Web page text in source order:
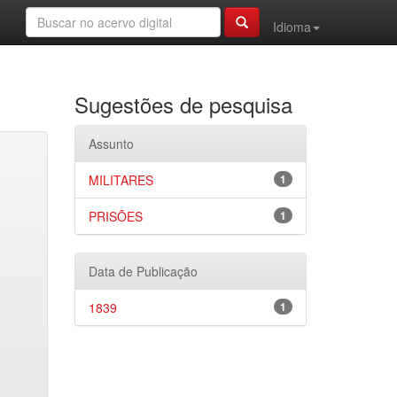
Idioma
Sugestões de pesquisa
Assunto
1
MILITARES
1
PRISÕES
Data de Publicação
1
1839